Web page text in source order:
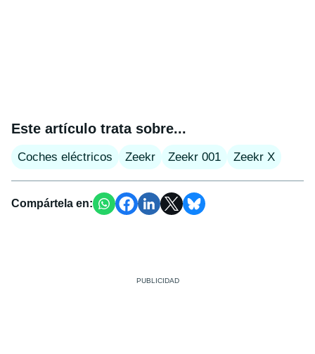
Este artículo trata sobre...
Coches eléctricos Zeekr Zeekr 001 Zeekr X
Compártela en: